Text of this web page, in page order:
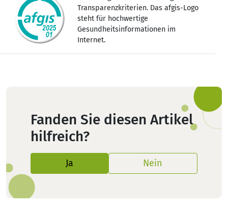
Transparenzkriterien. Das afgis-Logo
steht für hochwertige
Gesundheitsinformationen im
Internet.
Fanden Sie diesen Artikel
hilfreich?
Ja Nein